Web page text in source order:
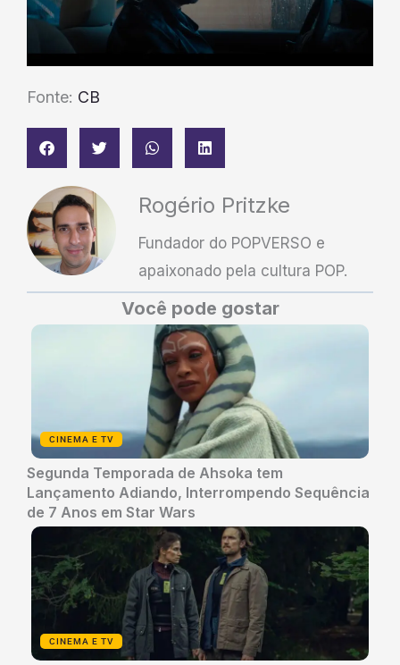
Fonte: CB
Rogério Pritzke
Fundador do POPVERSO e
apaixonado pela cultura POP.
Você pode gostar
CINEMA E TV
Segunda Temporada de Ahsoka tem
Lançamento Adiando, Interrompendo Sequência
de 7 Anos em Star Wars
CINEMA E TV